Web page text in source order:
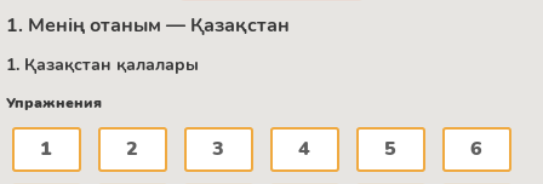
1. Менің отаным — Қазақстан
1. Қазақстан қалалары
Упражнения
1 2 3 4 5 6